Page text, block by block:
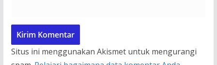
Situs ini menggunakan Akismet untuk mengurangi